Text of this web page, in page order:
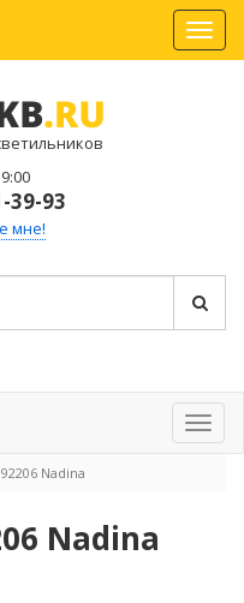
39-93
мне!
Nadina
Nadina